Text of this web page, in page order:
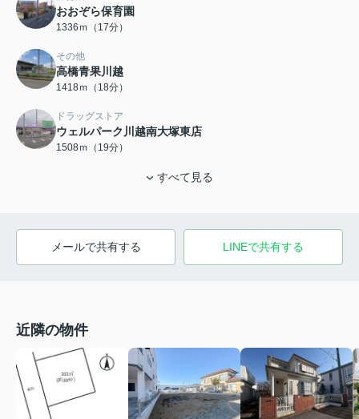
おおぞら保育園
1336ｍ（17分）
その他
高橋青果川越
1418ｍ（18分）
ドラッグストア
ウェルパーク川越南大塚東店
1508ｍ（19分）
すべて見る
メールで共有する LINEで共有する
近隣の物件